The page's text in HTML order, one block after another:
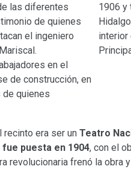
las diferentes
de quienes
el ingeniero
en el
de construcción, en
de quienes
1906 y
interior
recinto era ser un Teatro
puesta en 1904, con el
revolucionaria frenó la obra